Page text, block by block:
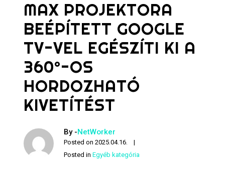
MAX PROJEKTORA
BEÉPÍTETT GOOGLE
TV-VEL EGÉSZÍTI KI A
360°-OS
HORDOZHATÓ
KIVETÍTÉST
By -NetWorker
Posted on2025.04.16.
Posted inEgyéb kategória